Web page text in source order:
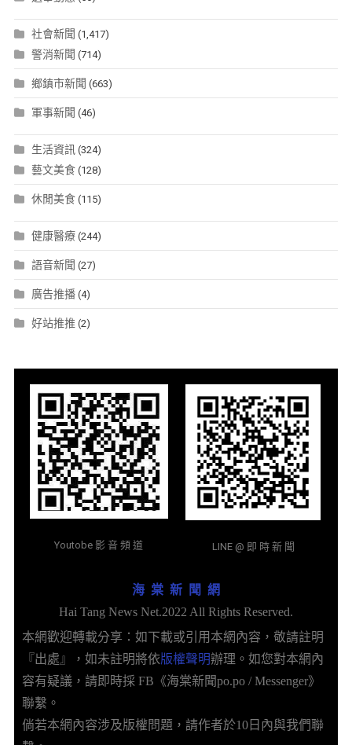
社會新聞 (1,417)
警消新聞 (714)
鄉鎮市新聞 (663)
軍事新聞 (46)
生活資訊(324)
藝文美食(128)
休閒美食(115)
健康醫療(244)
語音新聞 (27)
廣告推播(4)
好站推推 (2)
Youtobe 影 音 頻 道 LINE @ 即 時 新 聞
海 棠 新 聞 網
Hai Tang News Net.2022 All Rights Reserved.
本網歡迎轉載分享：如下載或引用本網內容，敬請註明
『出處』，如未註明將依版權聲明辦理。如您對本網內
容有疑議，請即時採 FB《海棠新聞po.po / Messenger》
聯繫。
倘若本網內容涉及版權問題，請作者於10日內與我們聯